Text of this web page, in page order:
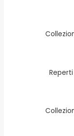
Reperti